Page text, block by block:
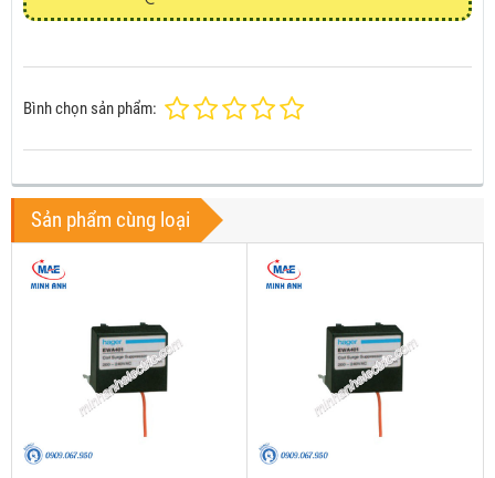
Bình chọn sản phẩm:
Sản phẩm cùng loại